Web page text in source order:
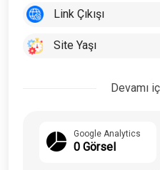
Link Çıkışı
Site Yaşı
Devamı
Google Analytics
0 Görsel